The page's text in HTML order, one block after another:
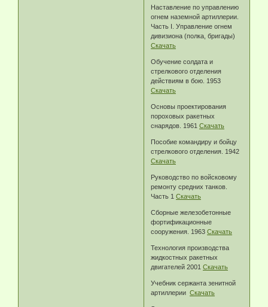
Наставление по управлению
огнем наземной артиллерии.
Часть I. Управление огнем
дивизиона (полка, бригады)
Скачать
Обучение солдата и
стрелкового отделения
действиям в бою. 1953
Скачать
Основы проектирования
пороховых ракетных
снарядов. 1961Скачать
Пособие командиру и бойцу
стрелкового отделения. 1942
Скачать
Руководство по войсковому
ремонту средних танков.
Часть 1Скачать
Сборные железобетонные
фортификационные
сооружения. 1963Скачать
Технология производства
жидкостных ракетных
двигателей 2001Скачать
Учебник сержанта зенитной
артиллерииСкачать